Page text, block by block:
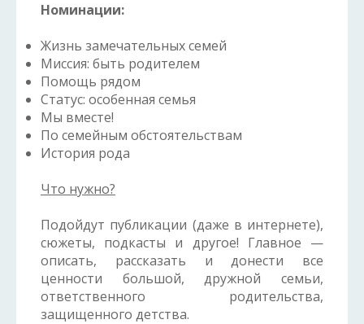
Номинации:
Жизнь замечательных семей
Миссия: быть родителем
Помощь рядом
Статус: особенная семья
Мы вместе!
По семейным обстоятельствам
История рода
Что нужно?
Подойдут публикации (даже в интернете),
сюжеты, подкасты и другое! Главное —
описать, рассказать и донести все
ценности большой, дружной семьи,
ответственного родительства,
защищенного детства.